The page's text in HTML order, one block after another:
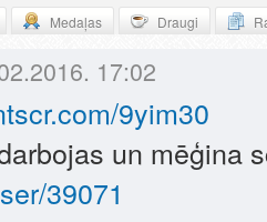
Medaļas Draugi
17:02
9yim30
un mēģina
39071